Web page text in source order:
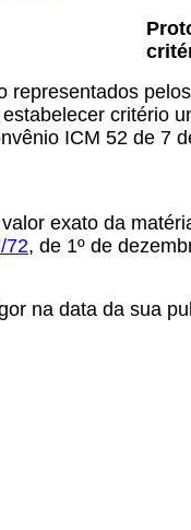
critério
ICM 52 de 7
exato da
72, de 1º de
na data da sua